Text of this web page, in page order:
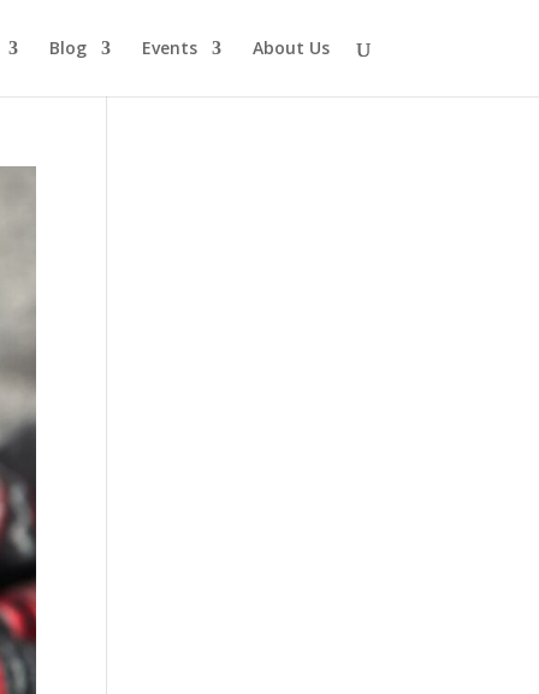
Blog Events About Us